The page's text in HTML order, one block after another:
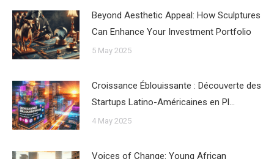
Beyond Aesthetic Appeal: How Sculptures
Can Enhance Your Investment Portfolio
5 May 2025
Croissance Éblouissante : Découverte des
Startups Latino-Américaines en Pl…
4 May 2025
Voices of Change: Young African